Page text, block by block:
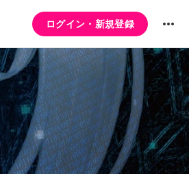
ログイン・新規登録